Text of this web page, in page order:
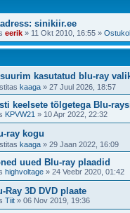
sinikiir.ee
eerik » 11 Okt 2010, 16:55 »
kasutatud blu-ray
kaaga » 27 Juul 2026, 18:57
keelsete tõlgetega Blu-
KPVW21 » 10 Apr 2022, 22:32
ray kogu
kaaga » 29 Jaan 2022, 16:09
uued Blu-ray plaadid
highvoltage » 24 Veebr 2020, 01:42
Ray 3D DVD plaate
Tiit » 06 Nov 2019, 19:36